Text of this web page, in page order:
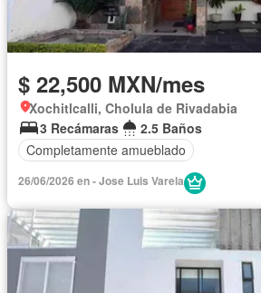
$ 22,500 MXN/mes
Xochitlcalli, Cholula de Rivadabia
3 Recámaras
2.5 Baños
Completamente amueblado
26/06/2026 en - Jose Luis Varela